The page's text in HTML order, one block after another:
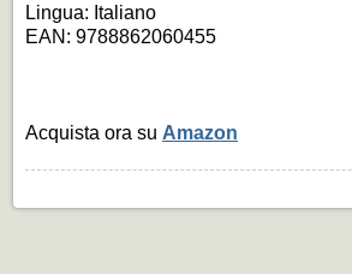
Lingua: Italiano
EAN: 9788862060455
Acquista ora su Amazon